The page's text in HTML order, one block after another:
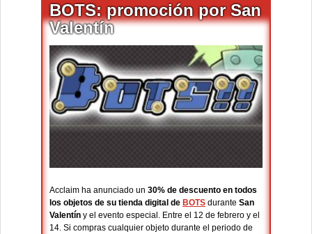
BOTS: promoción por San
Valentín
Acclaim ha anunciado un 30% de descuento en todos
los objetos de su tienda digital de BOTS durante San
Valentín y el evento especial. Entre el 12 de febrero y el
14. Si compras cualquier objeto durante el periodo de